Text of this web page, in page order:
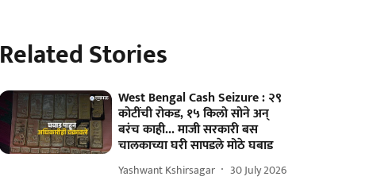
Related Stories
West Bengal Cash Seizure : २९
कोटींची रोकड, १५ किलो सोने अन्
बरंच काही... माजी सरकारी बस
चालकाच्या घरी सापडले मोठे घबाड
Yashwant Kshirsagar 30 July 2026